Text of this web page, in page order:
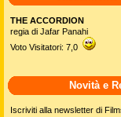
THE ACCORDION
regia di Jafar Panahi
Voto Visitatori: 7,0
Novità e
Iscriviti alla newsletter di